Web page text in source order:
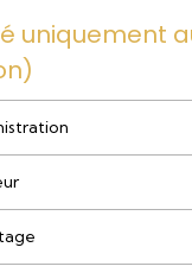
uniquement